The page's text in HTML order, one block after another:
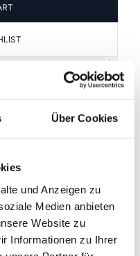
Über Cookies
und Anzeigen zu
Medien anbieten
Website zu
Informationen zu Ihrer
1.50.3824.GG.585.018.0
Fineness